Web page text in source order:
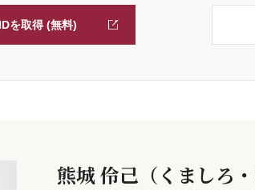
を取得 (無料)
熊城 伶己（くましろ